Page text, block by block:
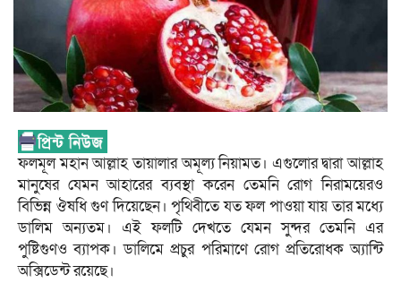
ফলমূল মহান আল্লাহ তায়ালার অমূল্য নিয়ামত। এগুলোর দ্বারা আল্লাহ
মানুষের যেমন আহারের ব্যবস্থা করেন তেমনি রোগ নিরাময়েরও
বিভিন্ন ঔষধি গুণ দিয়েছেন। পৃথিবীতে যত ফল পাওয়া যায় তার মধ্যে
ডালিম অন্যতম। এই ফলটি দেখতে যেমন সুন্দর তেমনি এর
পুষ্টিগুণও ব্যাপক। ডালিমে প্রচুর পরিমাণে রোগ প্রতিরোধক অ্যান্টি
অক্সিডেন্ট রয়েছে।